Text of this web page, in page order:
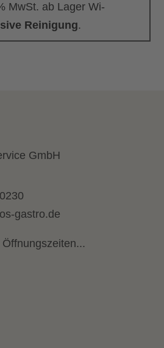
MwSt. ab Lager Wi-
Reinigung.
GmbH
gastro.de